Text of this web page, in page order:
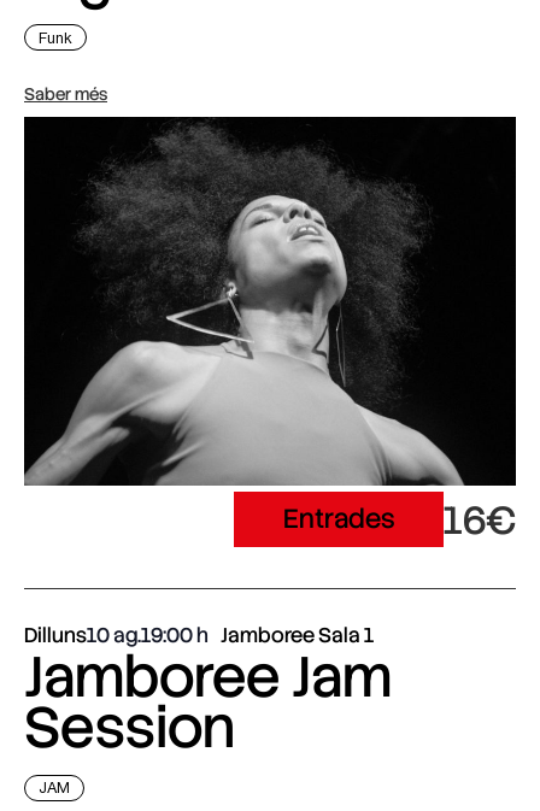
Funk
Saber més
Entrades 16€
Dilluns10 ag.19:00 Jamboree Sala 1
Jamboree Jam
Session
JAM